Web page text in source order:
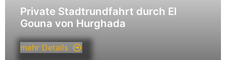
Private Stadtrundfahrt durch El
Gouna von Hurghada
mehr Details